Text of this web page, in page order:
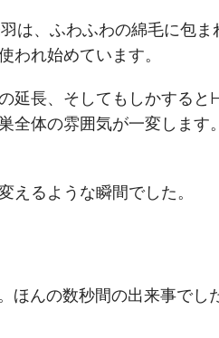
は、ふわふわの綿毛に包
われ始めています。
延長、そしてもしかする
全体の雰囲気が一変します
えるような瞬間でした。
ほんの数秒間の出来事でし